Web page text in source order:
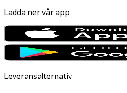
Ladda ner vår app
Leveransalternativ